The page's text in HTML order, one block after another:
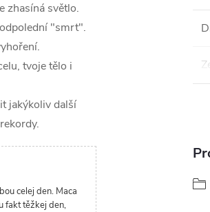
zhasíná světlo.
"smrt".
tvoje tělo i
jakýkoliv další
celej den. Maca
fakt těžkej den,